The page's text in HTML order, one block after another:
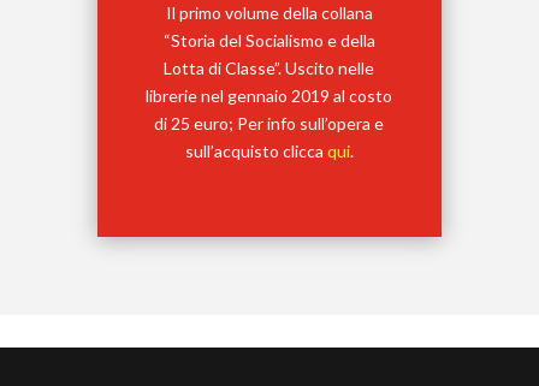
Il primo volume della collana
“Storia del Socialismo e della
Lotta di Classe”. Uscito nelle
librerie nel gennaio 2019 al costo
di 25 euro; Per info sull’opera e
sull’acquisto clicca qui.